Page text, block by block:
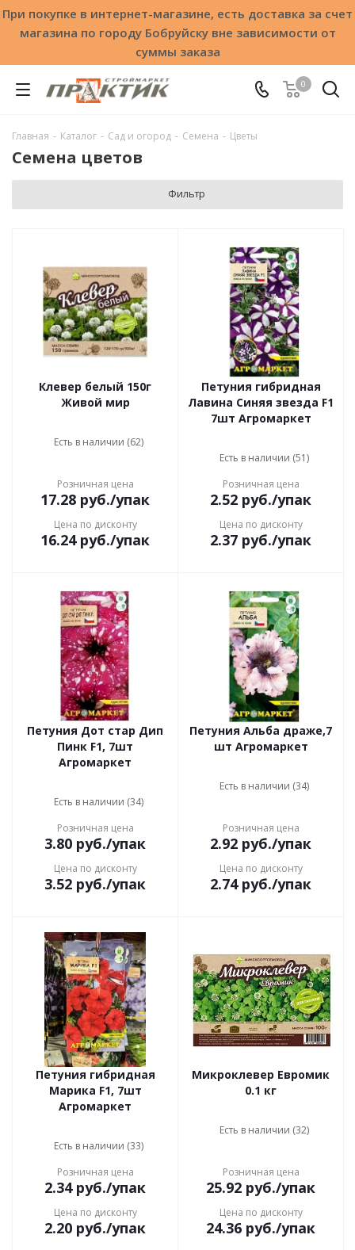
При покупке в интернет-магазине, есть доставка за счет
магазина по городу Бобруйску вне зависимости от
суммы заказа
0
Главная - Каталог - Сад и огород - Семена - Цветы
Семена цветов
Фильтр
Клевер белый 150г
Живой мир
Есть в наличии (62)
Розничная цена
17.28 руб./упак
Цена по дисконту
16.24руб./упак
Петуния гибридная
Лавина Синяя звезда F1
7шт Агромаркет
Есть в наличии (51)
Розничная цена
2.52 руб./упак
Цена по дисконту
2.37 руб./упак
Петуния Дот стар Дип
Пинк F1, 7шт
Агромаркет
Есть в наличии (34)
Розничная цена
3.80 руб./упак
Цена по дисконту
3.52 руб./упак
Петуния Альба драже,7
шт Агромаркет
Есть в наличии (34)
Розничная цена
2.92 руб./упак
Цена по дисконту
2.74руб./упак
Петуния гибридная
Марика F1, 7шт
Агромаркет
Есть в наличии (33)
Розничная цена
2.34руб./упак
Цена по дисконту
2.20 руб./упак
Микроклевер Евромик
0.1 кг
Есть в наличии (32)
Розничная цена
25.92 руб./упак
Цена по дисконту
24.36 руб./упак